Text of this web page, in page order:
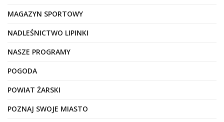
MAGAZYN SPORTOWY
NADLEŚNICTWO LIPINKI
NASZE PROGRAMY
POGODA
POWIAT ŻARSKI
POZNAJ SWOJE MIASTO